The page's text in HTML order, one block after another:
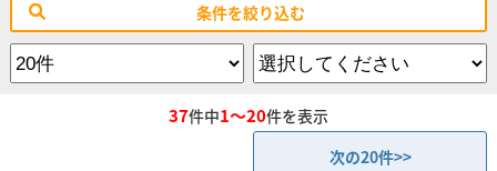
条件を絞り込む
37件中1～20件を表示
次の20件>>